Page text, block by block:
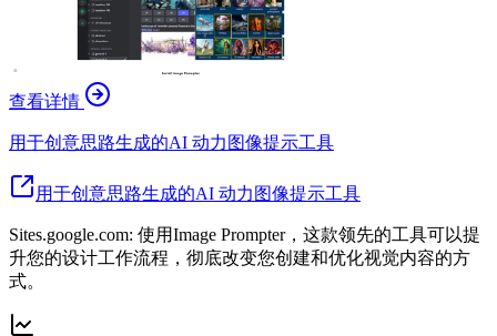
查看详情
用于创意思路生成的AI 动力图像提示工具
用于创意思路生成的AI 动力图像提示工具
Sites.google.com: 使用Image Prompter，这款领先的工具可以提
升您的设计工作流程，彻底改变您创建和优化视觉内容的方
式。